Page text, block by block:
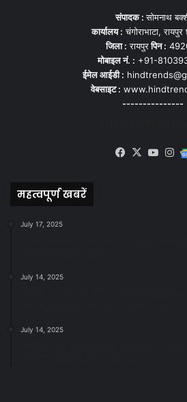
संपादक :सोमनाथ
कार्यालय : चंगोराभाटा, रायपुर
जिला : रायपुरपिन :
मोबाइल नं. : +91-
ईमेल आईडी :
वेबसाइट :
---------------
Facebook
X
महत्वपूर्ण खबरें
July 17, 2025
July 14, 2025
July 14, 2025